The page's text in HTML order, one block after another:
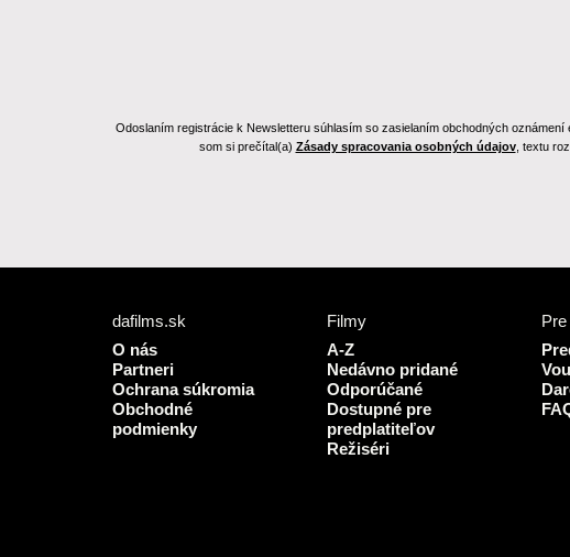
Odoslaním registrácie k Newsletteru súhlasím so zasielaním obchodných
som si prečítal(a) Zásady spracovania osobných údajov, textu
dafilms.sk
O nás
Partneri
Ochrana súkromia
Obchodné
podmienky
Filmy
A-Z
Nedávno pridané
Odporúčané
Dostupné pre
predplatiteľov
Režiséri